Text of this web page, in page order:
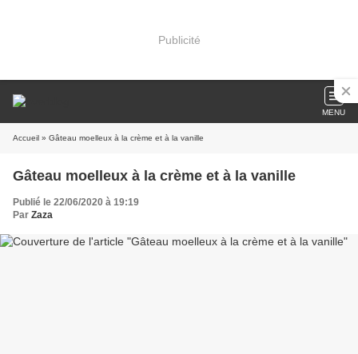
Publicité
MENU
Accueil » Gâteau moelleux à la crème et à la vanille
Gâteau moelleux à la crème et à la vanille
Publié le 22/06/2020 à 19:19
Par Zaza